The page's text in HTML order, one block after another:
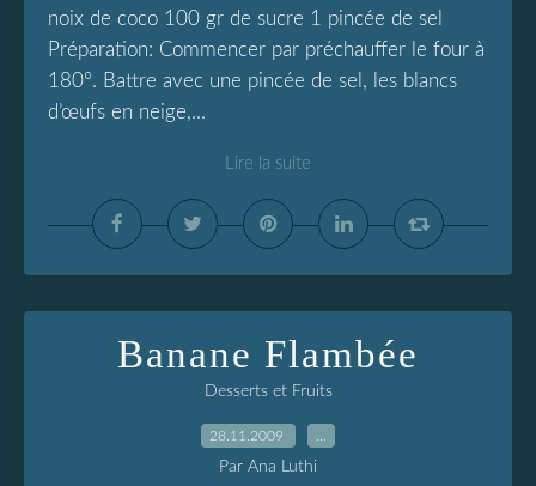
noix de coco 100 gr de sucre 1 pincée de sel
Préparation: Commencer par préchauffer le four à
180°. Battre avec une pincée de sel, les blancs
d’œufs en neige,...
Lire la suite
Banane Flambée
Desserts et Fruits
28.11.2009
Par Ana Luthi